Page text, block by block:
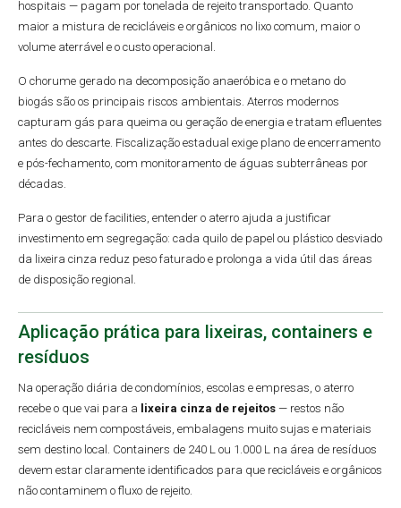
hospitais — pagam por tonelada de rejeito transportado. Quanto
maior a mistura de recicláveis e orgânicos no lixo comum, maior o
volume aterrável e o custo operacional.
O chorume gerado na decomposição anaeróbica e o metano do
biogás são os principais riscos ambientais. Aterros modernos
capturam gás para queima ou geração de energia e tratam efluentes
antes do descarte. Fiscalização estadual exige plano de encerramento
e pós-fechamento, com monitoramento de águas subterrâneas por
décadas.
Para o gestor de facilities, entender o aterro ajuda a justificar
investimento em segregação: cada quilo de papel ou plástico desviado
da lixeira cinza reduz peso faturado e prolonga a vida útil das áreas
de disposição regional.
Aplicação prática para lixeiras, containers e
resíduos
Na operação diária de condomínios, escolas e empresas, o aterro
recebe o que vai para a lixeira cinza de rejeitos — restos não
recicláveis nem compostáveis, embalagens muito sujas e materiais
sem destino local. Containers de 240 L ou 1.000 L na área de resíduos
devem estar claramente identificados para que recicláveis e orgânicos
não contaminem o fluxo de rejeito.